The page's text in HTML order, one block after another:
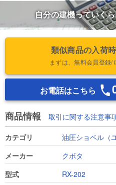
自分の建機っていく
類似商品の入荷
まずは、無料会員登録
お電話はこちら
商品情報 取引に関する注意事
カテゴリ
油圧ショベル（
メーカー
クボタ
型式
RX-202